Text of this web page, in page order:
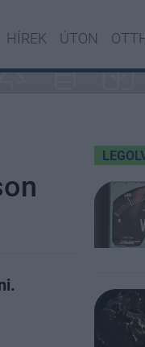
HÍREK ÚTON